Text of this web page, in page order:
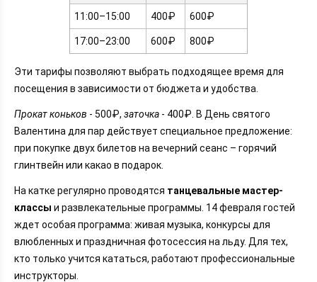
11:00–15:00 400₽ 600₽
17:00–23:00 600₽ 800₽
Эти тарифы позволяют выбрать подходящее время для
посещения в зависимости от бюджета и удобства.
Прокат коньков - 500₽, заточка - 400₽. В День святого
Валентина для пар действует специальное предложение:
при покупке двух билетов на вечерний сеанс – горячий
глинтвейн или какао в подарок.
На катке регулярно проводятся танцевальные мастер-
классы и развлекательные программы. 14 февраля гостей
ждет особая программа: живая музыка, конкурсы для
влюбленных и праздничная фотосессия на льду. Для тех,
кто только учится кататься, работают профессиональные
инструкторы.